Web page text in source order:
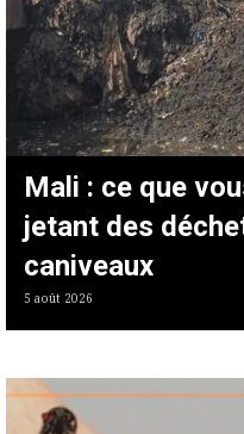
Mali : ce que
jetant des
caniveaux
5 août 2026